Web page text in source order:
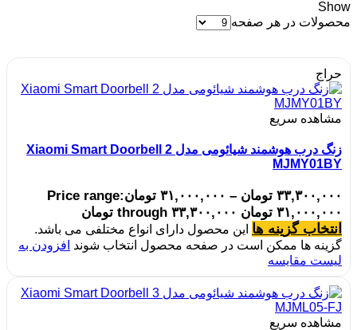
Show
محصولات در هر صفحه
حراج
مشاهده سریع
زنگ درب هوشمند شیائومی مدل Xiaomi Smart Doorbell 2
MJMY01BY
۳۳,۳۰۰,۰۰۰ تومان – ۳۱,۰۰۰,۰۰۰ تومانPrice range:
۳۱,۰۰۰,۰۰۰ تومان through ۳۳,۳۰۰,۰۰۰ تومان
انتخاب گزینه ها این محصول دارای انواع مختلفی می باشد.
گزینه ها ممکن است در صفحه محصول انتخاب شوند افزودن به
لیست مقایسه
مشاهده سریع